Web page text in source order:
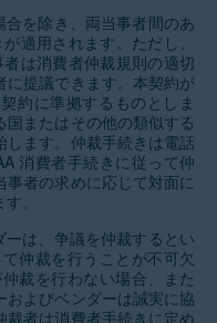
を除き、両当事者間のあ
適用されます。ただし、
は消費者仲裁規則の適切
に提議できます。本契約が
約に準拠するものとしま
またはその他の類似する
ます。仲裁手続きは電話
消費者手続きに従って仲
者の求めに応じて対面に
。
は、争議を仲裁するとい
仲裁を行うことが不可欠
裁を行わない場合、また
よびベンダーは誠実に協
者は消費者手続きに定め